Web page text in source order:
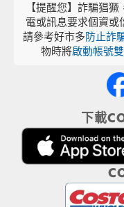
【提醒您】詐騙猖
電或訊息要求個資或
請參考好市多防止詐
物時將啟動帳號
下載